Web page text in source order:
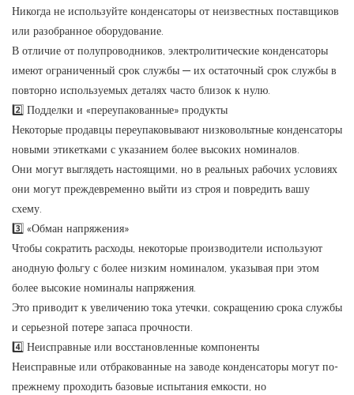
Никогда не используйте конденсаторы от неизвестных поставщиков
или разобранное оборудование.
В отличие от полупроводников, электролитические конденсаторы
имеют ограниченный срок службы — их остаточный срок службы в
повторно используемых деталях часто близок к нулю.
2️⃣ Подделки и «переупакованные» продукты
Некоторые продавцы переупаковывают низковольтные конденсаторы
новыми этикетками с указанием более высоких номиналов.
Они могут выглядеть настоящими, но в реальных рабочих условиях
они могут преждевременно выйти из строя и повредить вашу
схему.
3️⃣ «Обман напряжения»
Чтобы сократить расходы, некоторые производители используют
анодную фольгу с более низким номиналом, указывая при этом
более высокие номиналы напряжения.
Это приводит к увеличению тока утечки, сокращению срока службы
и серьезной потере запаса прочности.
4️⃣ Неисправные или восстановленные компоненты
Неисправные или отбракованные на заводе конденсаторы могут по-
прежнему проходить базовые испытания емкости, но